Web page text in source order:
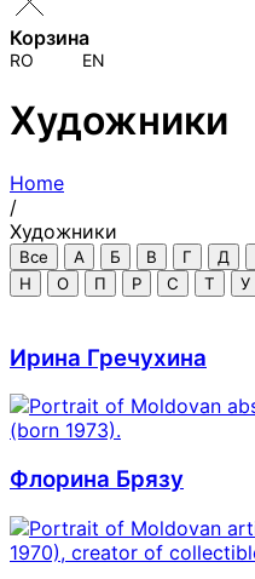
Корзина
RO EN
Художники
Home
/
Художники
Все А Б В Г Д
Н
О П Р С Т У
Ирина Гречухина
Флорина Брязу